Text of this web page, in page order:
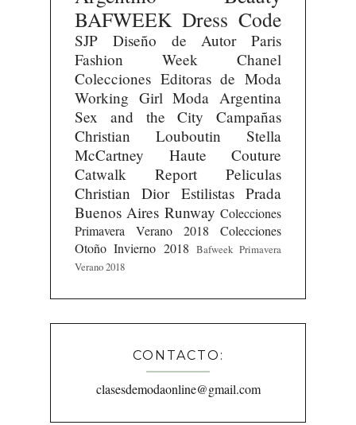
BAFWEEK Dress Code
SJP Diseño de Autor
Paris
Fashion Week
Chanel
Colecciones Editoras de Moda
Working Girl Moda Argentina
Sex and the City
Campañas
Christian Louboutin
Stella
McCartney
Haute Couture
Catwalk Report
Peliculas
Christian Dior Estilistas Prada
Buenos Aires Runway Colecciones
Primavera Verano 2018
Colecciones
Otoño Invierno 2018 Bafweek Primavera
Verano 2018
CONTACTO:
clasesdemodaonline@gmail.com